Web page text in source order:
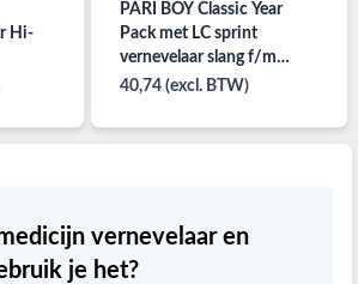
Hi-
PARI BOY Classic Year
Pack met LC sprint
vernevelaar slang f/m
mondstuk en 2 filters
40,74 (excl. BTW)
vernevelaar en
je het?